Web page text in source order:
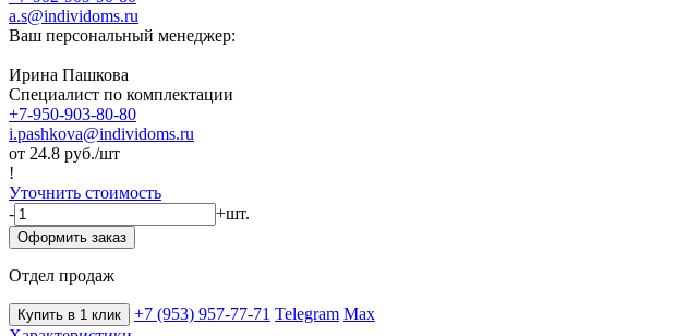
a.s@individoms.ru
Ваш персональный менеджер:
Ирина Пашкова
Специалист по комплектации
+7-950-903-80-80
i.pashkova@individoms.ru
от 24.8 руб./шт
!
Уточнить стоимость
-
+шт.
Оформить заказ
Отдел продаж
Купить в 1 клик +7 (953) 957-77-71 Telegram Max